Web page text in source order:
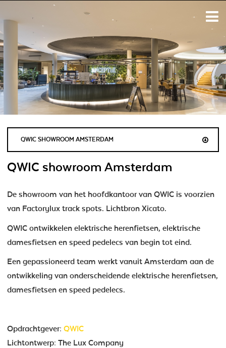
QWIC SHOWROOM AMSTERDAM
QWIC showroom Amsterdam
De showroom van het hoofdkantoor van QWIC is voorzien
van Factorylux track spots. Lichtbron Xicato.
QWIC ontwikkelen elektrische herenfietsen, elektrische
damesfietsen en speed pedelecs van begin tot eind.
Een gepassioneerd team werkt vanuit Amsterdam aan de
ontwikkeling van onderscheidende elektrische herenfietsen,
damesfietsen en speed pedelecs.
Opdrachtgever: QWIC
Lichtontwerp: The Lux Company